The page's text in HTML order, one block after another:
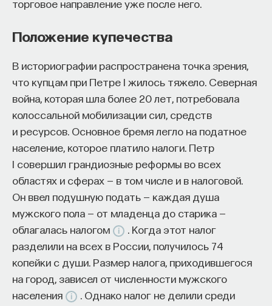
торговое направление уже после него.
Положение купечества
В историографии распространена точка зрения,
что купцам при Петре I жилось тяжело. Северная
война, которая шла более 20 лет, потребовала
колоссальной мобилизации сил, средств
и ресурсов. Основное бремя легло на податное
население, которое платило налоги. Петр
I совершил грандиозные реформы во всех
областях и сферах — в том числе и в налоговой.
Он ввел подушную подать — каждая душа
мужского пола — от младенца до старика —
облагалась налогом
. Когда этот налог
разделили на всех в России, получилось 74
копейки с души. Размер налога, приходившегося
на город, зависел от численности мужского
населения
. Однако налог не делили среди